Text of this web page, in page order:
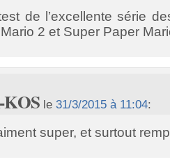
de l’excellente série
2 et Super Paper
le 31/3/2015 à 11:04:
super, et surtout